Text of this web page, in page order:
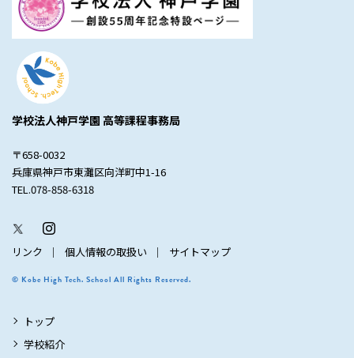
学校法人神戸学園 高等課程事務局
〒658-0032
兵庫県神戸市東灘区向洋町中1-16
TEL.078-858-6318
リンク 個人情報の取扱い サイトマップ
© Kobe High Tech. School All Rights Reserved.
トップ
学校紹介